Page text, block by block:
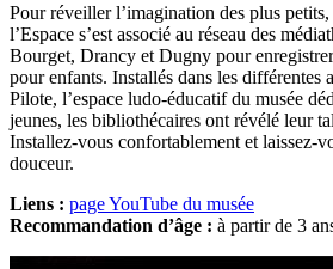
Pour réveiller l’imagination des plus
l’Espace s’est associé au réseau des
Bourget, Drancy et Dugny pour
pour enfants. Installés dans les différentes
Pilote, l’espace ludo-éducatif du musée
jeunes, les bibliothécaires ont révélé leur
Installez-vous confortablement et laissez-
douceur.
Liens : page YouTube du musée
Recommandation d’âge : à partir de 3